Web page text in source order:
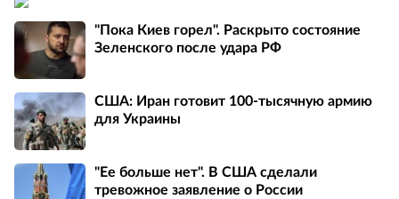
"Пока Киев горел". Раскрыто состояние
Зеленского после удара РФ
США: Иран готовит 100-тысячную армию
для Украины
"Ее больше нет". В США сделали
тревожное заявление о России